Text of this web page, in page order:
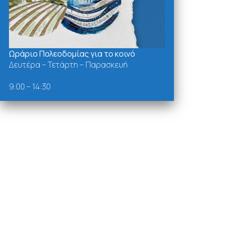
Ωράριο Πολεοδομίας για το κοινό
Δευτέρα – Τετάρτη – Παρασκευή
9:00 – 14:30